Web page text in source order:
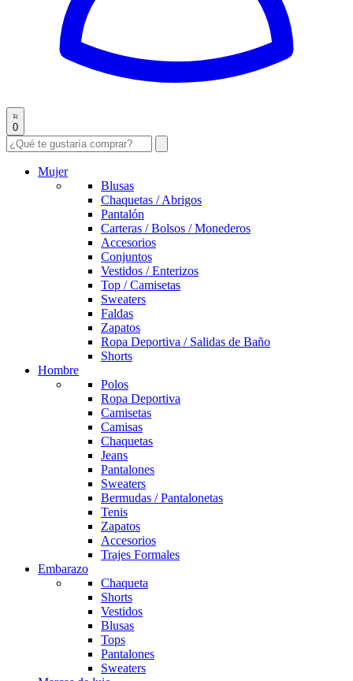
0
Mujer
Blusas
Chaquetas / Abrigos
Pantalón
Carteras / Bolsos / Monederos
Accesorios
Conjuntos
Vestidos / Enterizos
Top / Camisetas
Sweaters
Faldas
Zapatos
Ropa Deportiva / Salidas de Baño
Shorts
Hombre
Polos
Ropa Deportiva
Camisetas
Camisas
Chaquetas
Jeans
Pantalones
Sweaters
Bermudas / Pantalonetas
Tenis
Zapatos
Accesorios
Trajes Formales
Embarazo
Chaqueta
Shorts
Vestidos
Blusas
Tops
Pantalones
Sweaters